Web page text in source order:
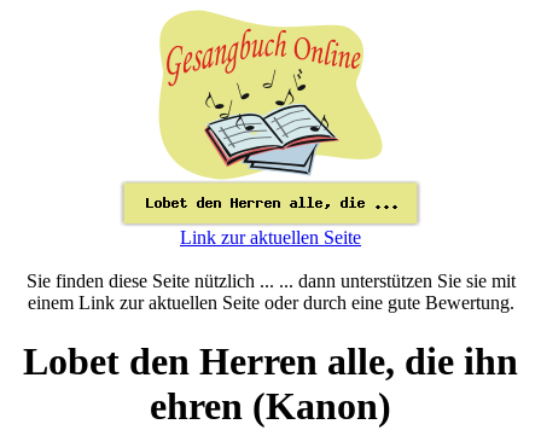
Link zur aktuellen Seite
Sie finden diese Seite nützlich ... ... dann unterstützen Sie sie mit
einem Link zur aktuellen Seite oder durch eine gute Bewertung.
Lobet den Herren alle, die ihn
ehren (Kanon)